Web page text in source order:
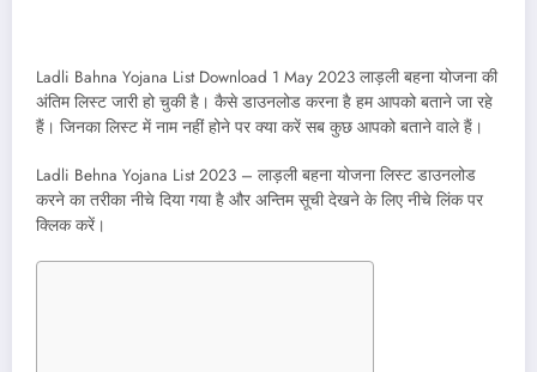
Ladli Bahna Yojana List Download 1 May 2023 लाड़ली बहना योजना की
अंतिम लिस्ट जारी हो चुकी है। कैसे डाउनलोड करना है हम आपको बताने जा रहे
हैं। जिनका लिस्ट में नाम नहीं होने पर क्या करें सब कुछ आपको बताने वाले हैं।
Ladli Behna Yojana List 2023 – लाड़ली बहना योजना लिस्ट डाउनलोड
करने का तरीका नीचे दिया गया है और अन्तिम सूची देखने के लिए नीचे लिंक पर
क्लिक करें।